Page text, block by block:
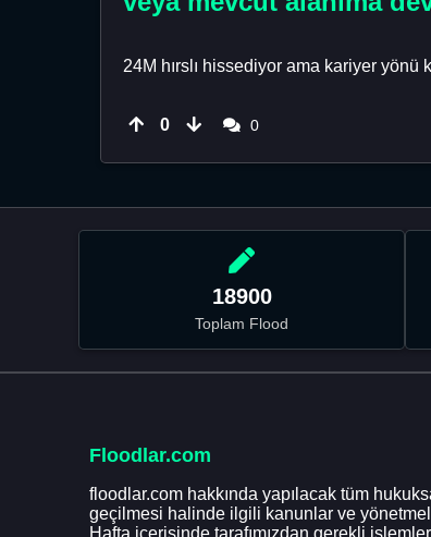
24M hırslı hissediyor ama kariyer yönü
0 0
18900
Toplam Flood
Floodlar.com
floodlar.com hakkında yapılacak tüm
geçilmesi halinde ilgili kanunlar ve
Hafta içerisinde tarafımızdan gerekli